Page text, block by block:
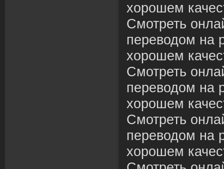
хорошем
Смотреть
переводом на
хорошем
Смотреть
переводом на
хорошем
Смотреть
переводом на
хорошем